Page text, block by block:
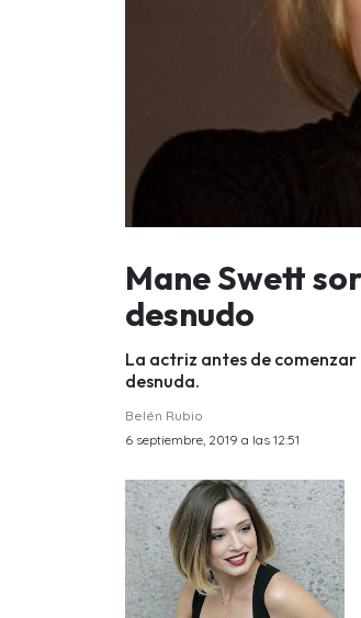
Mane Swett
desnudo
La actriz antes de comenzar
desnuda.
Belén Rubio
6 septiembre, 2019 a las 12:51